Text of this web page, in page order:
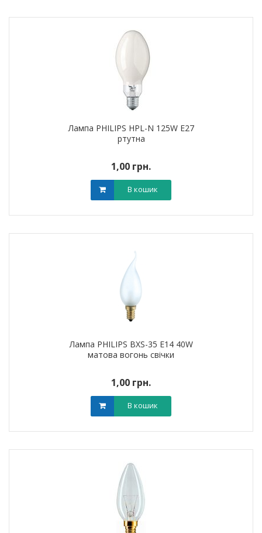
Лампа PHILIPS HPL-N 125W E27
ртутна
1,00 грн.
В кошик
Лампа PHILIPS BXS-35 E14 40W
матова вогонь свічки
1,00 грн.
В кошик